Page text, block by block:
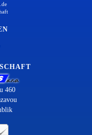
460